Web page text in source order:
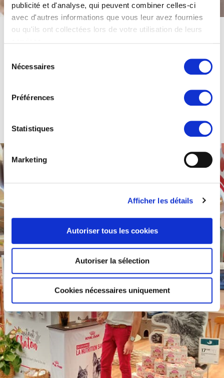
publicité et d'analyse, qui peuvent combiner celles-ci
avec d'autres informations que vous leur avez fournies
ou qu'ils ont collectées lors de votre utilisation de leurs
Nécessaires
Préférences
Statistiques
Marketing
Afficher les détails
Autoriser tous les cookies
Autoriser la sélection
Cookies nécessaires uniquement
Assouplissez votre organisation commerciale interne ou renforcez-